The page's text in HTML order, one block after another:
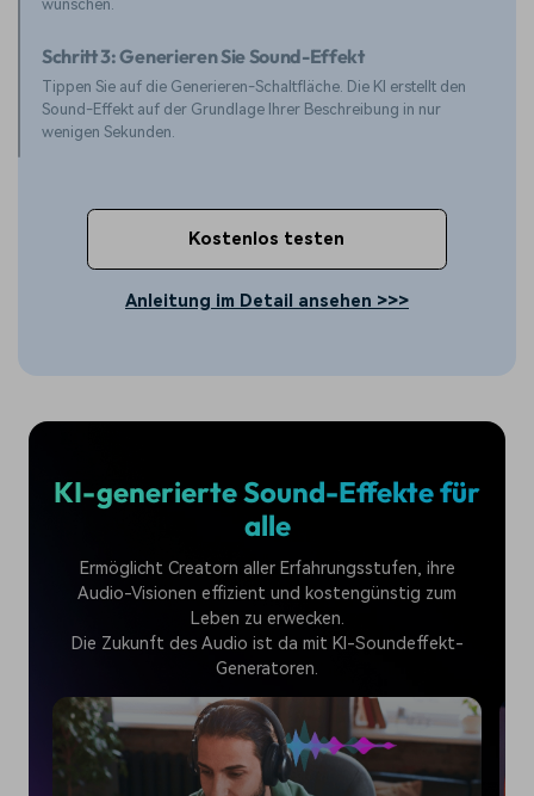
wünschen.
Schritt 3: Generieren Sie Sound-Effekt
Tippen Sie auf die Generieren-Schaltfläche. Die KI erstellt den
Sound-Effekt auf der Grundlage Ihrer Beschreibung in nur
wenigen Sekunden.
Kostenlos testen
Anleitung im Detail ansehen >>>
KI-generierte Sound-Effekte für
alle
Ermöglicht Creatorn aller Erfahrungsstufen, ihre
Audio-Visionen effizient und kostengünstig zum
Leben zu erwecken.
Die Zukunft des Audio ist da mit KI-Soundeffekt-
Generatoren.